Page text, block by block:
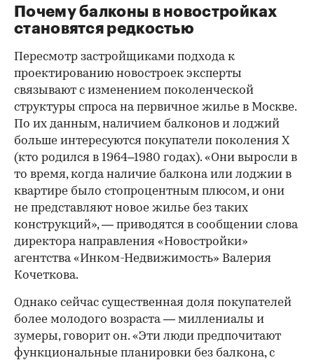
Почему балконы в новостройках
становятся редкостью
Пересмотр застройщиками подхода к
проектированию новостроек эксперты
связывают с изменением поколенческой
структуры спроса на первичное жилье в Москве.
По их данным, наличием балконов и лоджий
больше интересуются покупатели поколения X
(кто родился в 1964–1980 годах). «Они выросли в
то время, когда наличие балкона или лоджии в
квартире было стопроцентным плюсом, и они
не представляют новое жилье без таких
конструкций», — приводятся в сообщении слова
директора направления «Новостройки»
агентства «Инком-Недвижимость» Валерия
Кочеткова.
Однако сейчас существенная доля покупателей
более молодого возраста — миллениалы и
зумеры, говорит он. «Эти люди предпочитают
функциональные планировки без балкона, с